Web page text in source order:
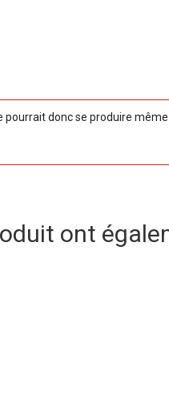
donc se produire
ont